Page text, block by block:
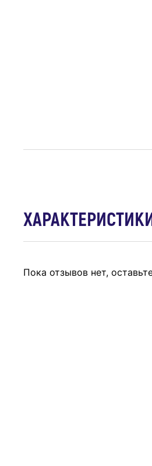
Пока отзывов нет,